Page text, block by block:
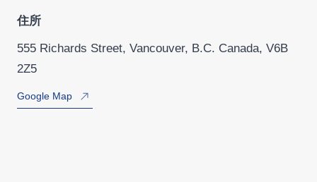
住所
555 Richards Street, Vancouver, B.C. Canada, V6B
2Z5
Google Map